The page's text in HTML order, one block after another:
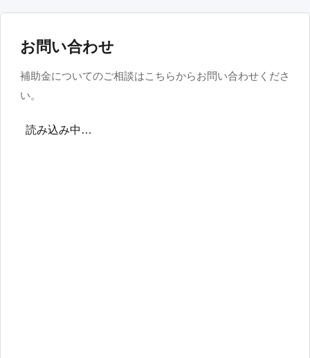
お問い合わせ
補助金についてのご相談はこちらからお問い合わせくださ
い。